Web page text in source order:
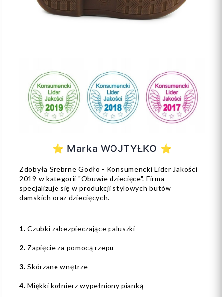
⭐️ Marka WOJTYŁKO ⭐️
Zdobyła Srebrne Godło - Konsumencki Lider Jakości
2019 w kategorii "Obuwie dziecięce". Firma
specjalizuje się w produkcji stylowych butów
damskich oraz dziecięcych.
1.Czubki zabezpieczające paluszki
2. Zapięcie za pomocą rzepu
3.Skórzane wnętrze
4. Miękki kołnierz wypełniony pianką